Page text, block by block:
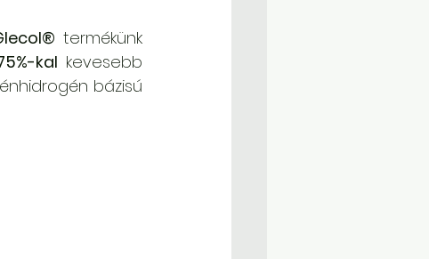
termékünk
kal kevesebb
bázisú